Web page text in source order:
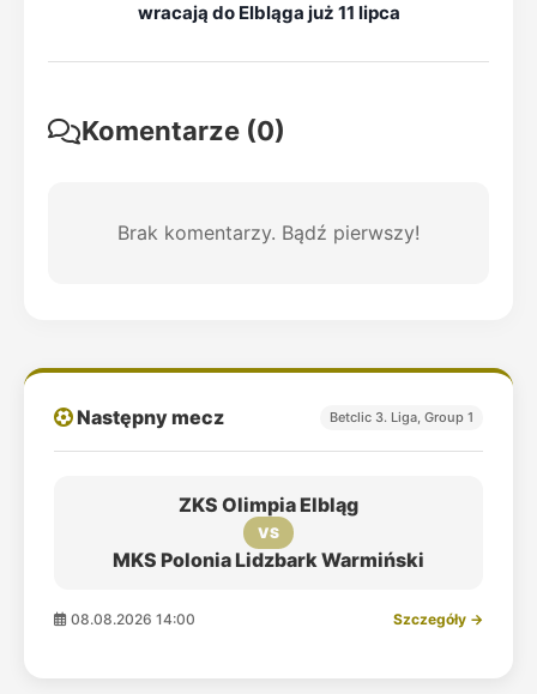
wracają do Elbląga już 11 lipca
Komentarze (0)
Brak komentarzy. Bądź pierwszy!
Następny mecz Betclic 3. Liga, Group 1
ZKS Olimpia Elbląg
VS
MKS Polonia Lidzbark Warmiński
08.08.2026 14:00 Szczegóły →